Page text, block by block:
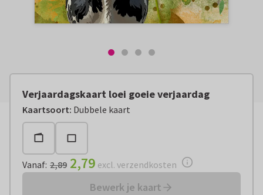
Verjaardagskaart loei goeie verjaardag
Kaartsoort: Dubbele kaart
Vanaf:€ 2,79 excl. verzendkosten
Vanaf: 2,89 2,79 excl. verzendkosten
Bewerk je kaart